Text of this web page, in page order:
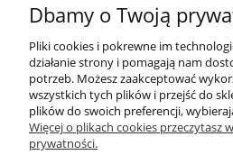
Informacje
O nas
daryziol.pl| ul. Grodzka Nr 23, 67-
| tel.: 513093168 | email:
Dbamy o Twoją
Pliki cookies i pokrewne im
działanie strony i pomagają nam
potrzeb. Możesz zaakceptować
wszystkich tych plików i przejść do
plików do swoich preferencji,
Więcej o plikach cookies przeczytasz
prywatności.